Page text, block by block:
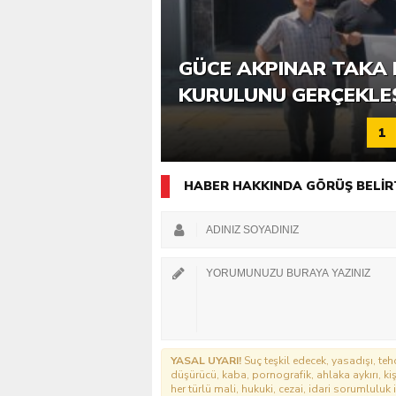
6. GÜCE TEKKEKÖY
KATILIMLA
GÜCE AKPINAR TAKA
KURULUNU
1
HABER HAKKINDA GÖRÜŞ
YASAL UYARI! Suç teşkil edecek, yasadışı,
düşürücü, kaba, pornografik, ahlaka aykırı,
her türlü mali, hukuki, cezai, idari sorumluluk